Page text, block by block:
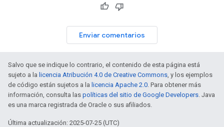
Enviar comentarios
Salvo que se indique lo contrario, el contenido de esta página está
sujeto a la licencia Atribución 4.0 de Creative Commons, y los ejemplos
de código están sujetos a la licencia Apache 2.0. Para obtener más
información, consulta las políticas del sitio de Google Developers. Java
es una marca registrada de Oracle o sus afiliados.
Última actualización: 2025-07-25 (UTC)